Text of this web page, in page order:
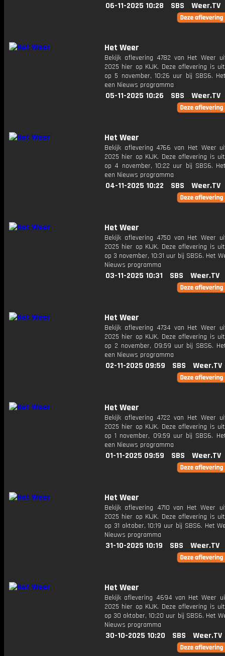
06-11-2025 10:28 SBS Weer.TV
Het Weer
Bekijk aflevering 4782 van Het Weer
2025 hier op KIJK. Deze aflevering is
op 5 november, 10:26 uur bij SBS6.
een Nieuws programma
05-11-2025 10:26 SBS Weer.TV
Het Weer
Bekijk aflevering 4766 van Het Weer
2025 hier op KIJK. Deze aflevering is
op 4 november, 10:22 uur bij SBS6.
een Nieuws programma
04-11-2025 10:22 SBS Weer.TV
Het Weer
Bekijk aflevering 4750 van Het Weer
2025 hier op KIJK. Deze aflevering is
op 3 november, 10:31 uur bij SBS6. Het
Nieuws programma
03-11-2025 10:31 SBS Weer.TV
Het Weer
Bekijk aflevering 4734 van Het Weer
2025 hier op KIJK. Deze aflevering is
op 2 november, 09:59 uur bij SBS6.
een Nieuws programma
02-11-2025 09:59 SBS Weer.TV
Het Weer
Bekijk aflevering 4722 van Het Weer
2025 hier op KIJK. Deze aflevering is
op 1 november, 09:59 uur bij SBS6.
een Nieuws programma
01-11-2025 09:59 SBS Weer.TV
Het Weer
Bekijk aflevering 4710 van Het Weer
2025 hier op KIJK. Deze aflevering is
op 31 oktober, 10:19 uur bij SBS6. Het
Nieuws programma
31-10-2025 10:19 SBS Weer.TV
Het Weer
Bekijk aflevering 4694 van Het Weer
2025 hier op KIJK. Deze aflevering is
op 30 oktober, 10:20 uur bij SBS6. Het
Nieuws programma
30-10-2025 10:20 SBS Weer.TV